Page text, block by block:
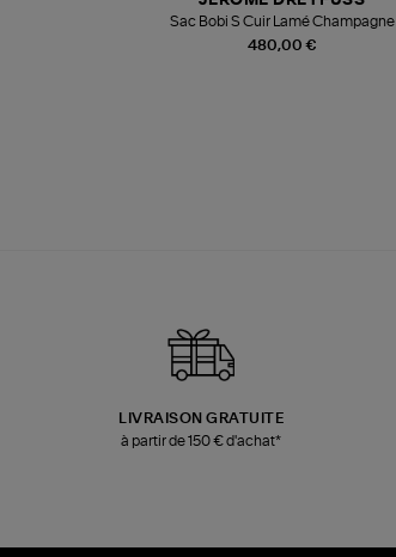
480,00 €
Sac Bobi S Cuir Lamé Champagne
LIVRAISON GRATUITE
à partir de 150 € d'achat*